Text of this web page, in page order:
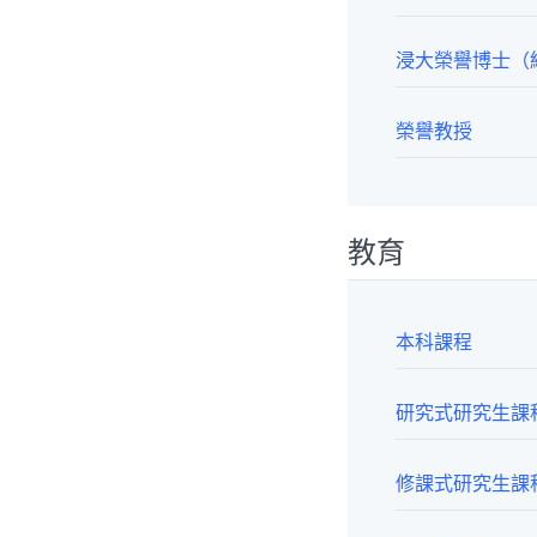
浸大榮譽博士（
榮譽教授
教育
本科課程
研究式研究生課
修課式研究生課